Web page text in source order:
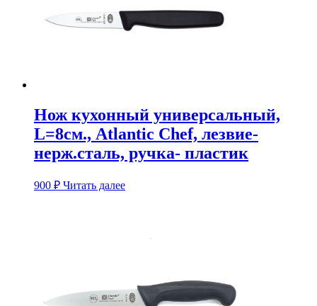
Нож кухонный универсальный,
L=8см., Atlantic Chef, лезвие-
нерж.сталь, ручка- пластик
900 ₽ Читать далее